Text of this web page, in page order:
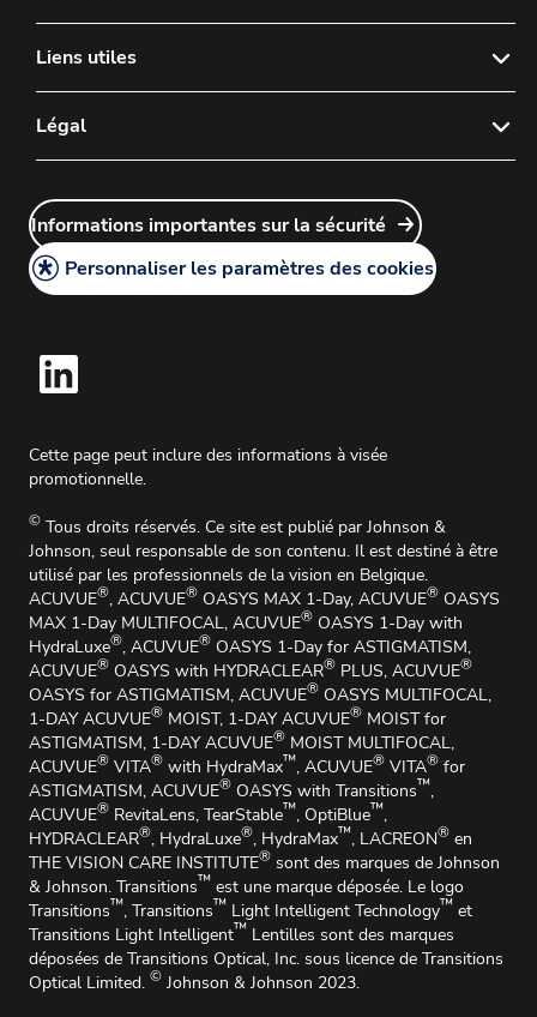
À propos de nous
Actualités et médias
Commander
Liens utiles
Nous contacter
FAQ
Politique du service clients
Guide d’utilisation au porteur
Affaires Médicales et Informations Médicales
Légal
Informations importantes sur la sécurité
Mentions légales
Informations importantes sur la sécurité
Personnaliser les paramètres des cookies
Cette page peut inclure des informations à visée
promotionnelle.
© Tous droits réservés. Ce site est publié par Johnson &
Johnson, seul responsable de son contenu. Il est destiné à être
utilisé par les professionnels de la vision en Belgique.
ACUVUE®, ACUVUE® OASYS MAX 1-Day, ACUVUE® OASYS
MAX 1-Day MULTIFOCAL, ACUVUE® OASYS 1-Day with
HydraLuxe®, ACUVUE® OASYS 1-Day for ASTIGMATISM,
ACUVUE® OASYS with HYDRACLEAR® PLUS, ACUVUE®
OASYS for ASTIGMATISM, ACUVUE® OASYS MULTIFOCAL,
1-DAY ACUVUE® MOIST, 1-DAY ACUVUE® MOIST for
ASTIGMATISM, 1-DAY ACUVUE® MOIST MULTIFOCAL,
ACUVUE® VITA® with HydraMax™, ACUVUE® VITA® for
ASTIGMATISM, ACUVUE® OASYS with Transitions™,
ACUVUE® RevitaLens, TearStable™, OptiBlue™,
HYDRACLEAR®, HydraLuxe®, HydraMax™, LACREON® en
THE VISION CARE INSTITUTE® sont des marques de Johnson
& Johnson. Transitions™ est une marque déposée. Le logo
Transitions™, Transitions™ Light Intelligent Technology™ et
Transitions Light Intelligent™ Lentilles sont des marques
déposées de Transitions Optical, Inc. sous licence de Transitions
Optical Limited. © Johnson & Johnson 2023.